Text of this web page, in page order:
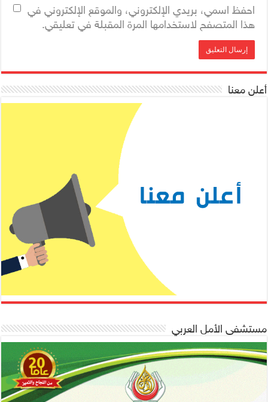
احفظ اسمي، بريدي الإلكتروني، والموقع الإلكتروني في
هذا المتصفح لاستخدامها المرة المقبلة في تعليقي.
أعلن معنا
مستشفى الأمل العربي